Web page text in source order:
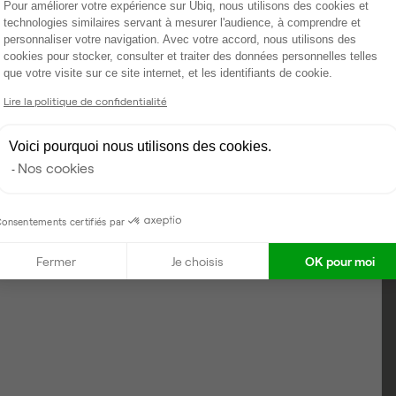
Pour améliorer votre expérience sur Ubiq, nous utilisons des cookies et
technologies similaires servant à mesurer l'audience, à comprendre et
personnaliser votre navigation. Avec votre accord, nous utilisons des
cookies pour stocker, consulter et traiter des données personnelles telles
que votre visite sur ce site internet, et les identifiants de cookie.
Lire la politique de confidentialité
Voici pourquoi nous utilisons des cookies.
Nos cookies
certifiés par
Fermer Je choisis OK pour moi
Axeptio consent